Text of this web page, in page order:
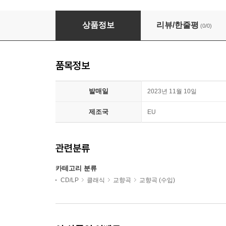
Adam Fischer 하이든: 후기 교향곡 2집 - 교
상품정보 리뷰/한줄평 (0/0)
품목정보
발매일 2023년 11월 10일
제조국 EU
관련분류
카테고리 분류
CD/LP 클래식 교향곡 교향곡 (수입)